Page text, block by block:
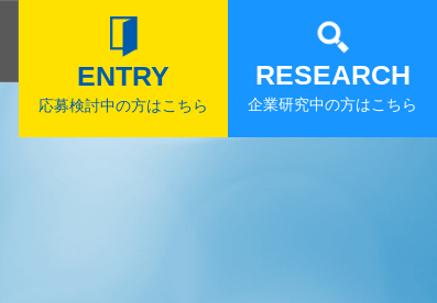
ENTRY
応募検討中の方はこちら
RESEARCH
企業研究中の方はこちら